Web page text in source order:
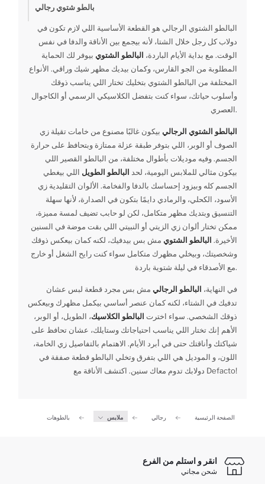
بالطو شتوي رجالي
البالطو الشتوي الرجالي هو القطعة الأساسية اللي لازم تكون في
دولاب كل رجل خلال الشتا، لأنه بيجمع بين الأناقة والدفا في نفس
الوقت. مع بداية الأيام الباردة، البالطو الشتوي بيوفر لك الحماية
المطلوبة من الجو القارس، وكمان بيديك مظهر شيك وراقي. الأنواع
المختلفة من البالطو الشتوي بتخليك تختار اللي يناسب ذوقك
وأسلوب حياتك، سواء كنت بتفضل الكلاسيكي الرسمي أو الكاجوال
العصري.
البالطو الشتوي الرجالي بيكون غالبًا مصنوع من خامات تقيلة زي
الصوف أو الوبر، اللي بتوفر طبقة عزلة ممتازة وبتحافظ على حرارة
الجسم. وفيه موديلات بأطوال مختلفة، من البالطو القصير اللي
بيكون مثالي للملابس اليومية، لحد البالطو الطويل اللي بيغطي
الجسم كله وبيزود إحساسك بالدفا والفخامة. الألوان التقليدية زي
الأسود، الكحلي، والرمادي دايمًا بتكون في الصدارة، لأنها سهلة
التنسيق وبتديك مظهر متكامل، لكن لو حابب تضيف لمسة مميزة،
ممكن تختار ألوان زي الزيتي أو النبيتي اللي بقت موضة في السنين
الأخيرة. البالطو الشتوي مش بس بيدفيك، لكنه كمان بيعكس ذوقك
وشخصيتك، وبيخلي مظهرك متكامل سواء كنت رايح الشغل أو خارج
مع الأصدقاء في ليلة شتوية باردة.
في النهاية، البالطو الرجالي مش بس مجرد قطعة لبس عشان
تدفيك في الشتاء، لكنه كمان عنصر أساسي بيكمل مظهرك وبيعكس
ذوقك الشخصي. سواء اخترت البالطو الكلاسيك، الطويل، أو الوبر،
الأهم إنك تختار اللي يناسب احتياجاتك وستايلك، عشان تحافظ على
شياكتك وأناقتك حتى في أبرد الأيام. الاهتمام بالتفاصيل زي الخامة،
اللون، و الموديل هي اللي بتفرق وتخلي البالطو قطعة صفقة في
دولابك تدوم معاك سنين. اكتشف الأناقة مع Defacto!
الصفحة الرئيسية رجالي ملابس بالطوهات
انقر و استلم من الفرع
شحن مجاني